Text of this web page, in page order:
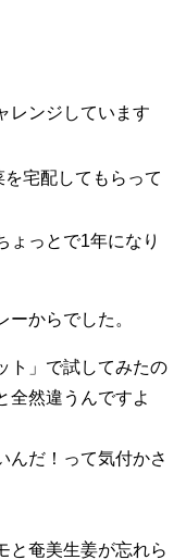
レンジしています
を宅配してもらって
ょっとで1年になり
からでした。
ト」で試してみたの
全然違うんですよ
んだ！って気付かさ
と奄美生姜が忘れら